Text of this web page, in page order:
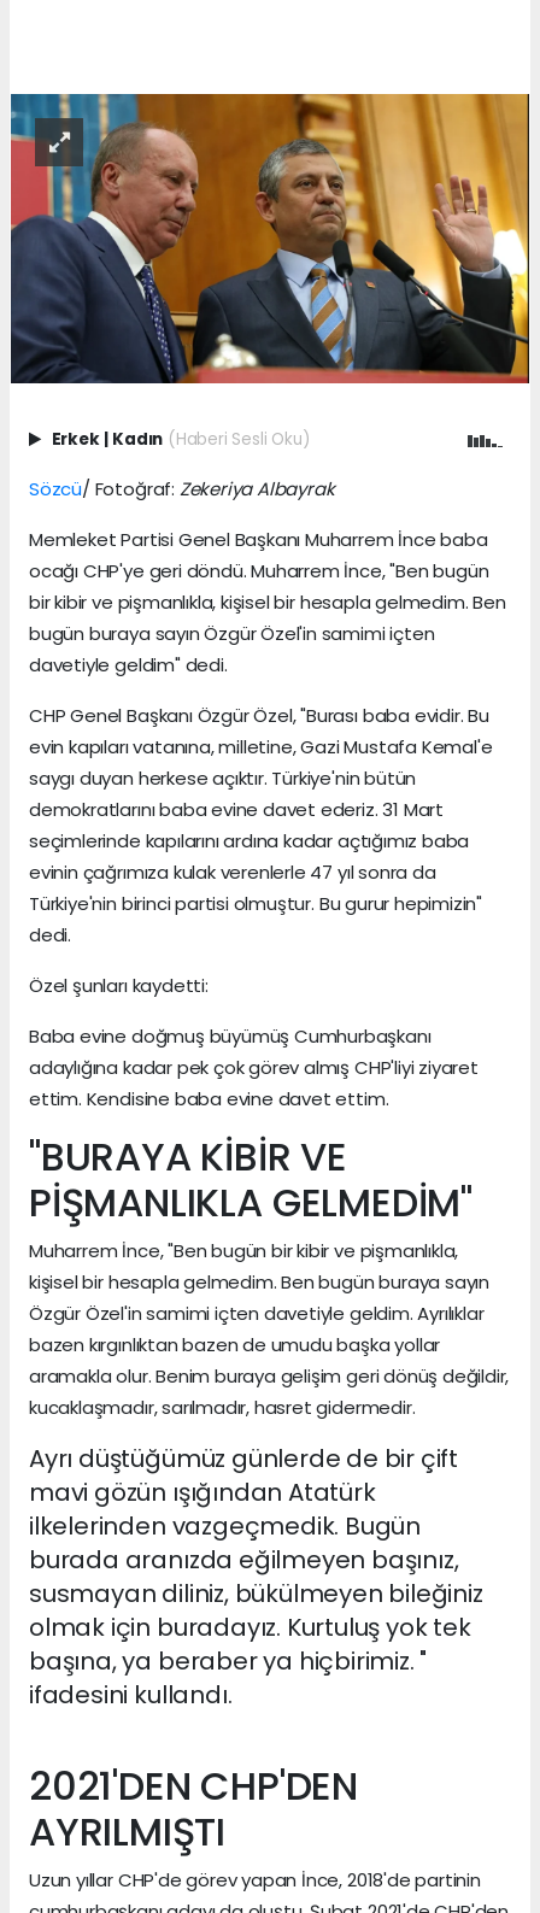
Erkek | Kadın (Haberi Sesli Oku)
Sözcü/ Fotoğraf: Zekeriya Albayrak
Memleket Partisi Genel Başkanı Muharrem İnce baba
ocağı CHP'ye geri döndü. Muharrem İnce, "Ben bugün
bir kibir ve pişmanlıkla, kişisel bir hesapla gelmedim. Ben
bugün buraya sayın Özgür Özel'in samimi içten
davetiyle geldim" dedi.
CHP Genel Başkanı Özgür Özel, "Burası baba evidir. Bu
evin kapıları vatanına, milletine, Gazi Mustafa Kemal'e
saygı duyan herkese açıktır. Türkiye'nin bütün
demokratlarını baba evine davet ederiz. 31 Mart
seçimlerinde kapılarını ardına kadar açtığımız baba
evinin çağrımıza kulak verenlerle 47 yıl sonra da
Türkiye'nin birinci partisi olmuştur. Bu gurur hepimizin"
dedi.
Özel şunları kaydetti:
Baba evine doğmuş büyümüş Cumhurbaşkanı
adaylığına kadar pek çok görev almış CHP'liyi ziyaret
ettim. Kendisine baba evine davet ettim.
"BURAYA KİBİR VE
PİŞMANLIKLA GELMEDİM"
Muharrem İnce, "Ben bugün bir kibir ve pişmanlıkla,
kişisel bir hesapla gelmedim. Ben bugün buraya sayın
Özgür Özel'in samimi içten davetiyle geldim. Ayrılıklar
bazen kırgınlıktan bazen de umudu başka yollar
aramakla olur. Benim buraya gelişim geri dönüş değildir,
kucaklaşmadır, sarılmadır, hasret gidermedir.
Ayrı düştüğümüz günlerde de bir çift
mavi gözün ışığından Atatürk
ilkelerinden vazgeçmedik. Bugün
burada aranızda eğilmeyen başınız,
susmayan diliniz, bükülmeyen bileğiniz
olmak için buradayız. Kurtuluş yok tek
başına, ya beraber ya hiçbirimiz. "
ifadesini kullandı.
2021'DEN CHP'DEN
AYRILMIŞTI
Uzun yıllar CHP'de görev yapan İnce, 2018'de partinin